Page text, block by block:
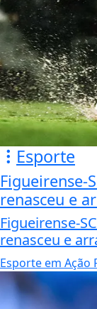
Esporte
Figueirense-
renasceu e
Figueirense-
renasceu e
Esporte em Ação